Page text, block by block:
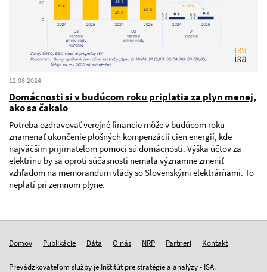
12.08.2024
Domácnosti si v budúcom roku priplatia za plyn menej,
ako sa čakalo
Potreba ozdravovať verejné financie môže v budúcom roku
znamenať ukončenie plošných kompenzácií cien energií, kde
najväčším prijímateľom pomoci sú domácnosti. Výška účtov za
elektrinu by sa oproti súčasnosti nemala významne zmeniť
vzhľadom na memorandum vlády so Slovenskými elektrárňami. To
neplatí pri zemnom plyne.
Domov Publikácie Dáta O nás NRP Partneri Kontakt
Prevádzkovateľom služby je Inštitút pre stratégie a analýzy - ISA.